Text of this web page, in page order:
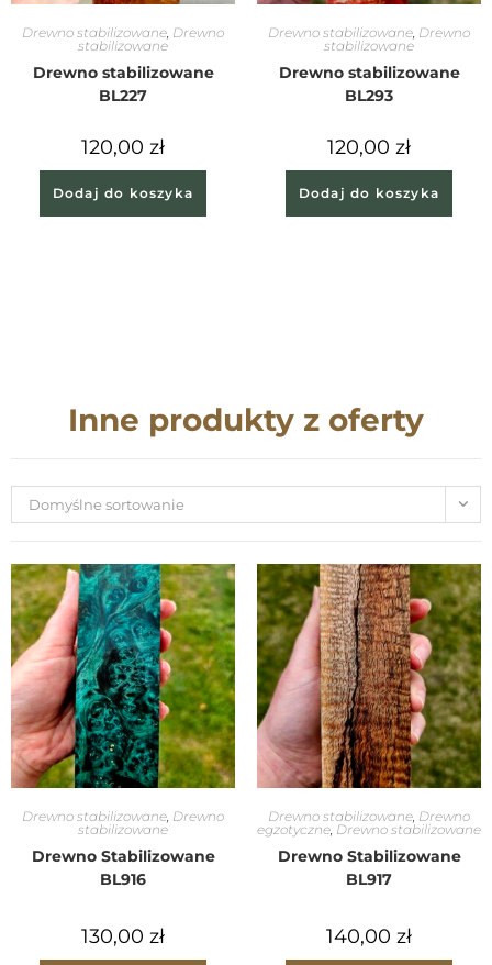
Drewno stabilizowane, Drewno
stabilizowane
Drewno stabilizowane
BL227
120,00 zł
Dodaj do koszyka
Drewno stabilizowane, Drewno
stabilizowane
Drewno stabilizowane
BL293
120,00 zł
Dodaj do koszyka
Inne produkty z oferty
Domyślne sortowanie
Drewno stabilizowane, Drewno
stabilizowane
Drewno Stabilizowane
BL916
130,00 zł
Drewno stabilizowane, Drewno
egzotyczne, Drewno stabilizowane
Drewno Stabilizowane
BL917
140,00 zł